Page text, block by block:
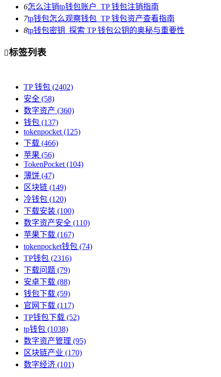
6怎么注销tp钱包账户_TP 钱包注销指南
7tp钱包怎么观察钱包_TP 钱包资产查看指南
8tp钱包密钥_探索 TP 钱包公钥的奥秘与重要性
标签列表
TP 钱包 (2402)
安全 (58)
数字资产 (360)
钱包 (137)
tokenpocket (125)
下载 (466)
苹果 (56)
TokenPocket (104)
薄饼 (47)
区块链 (149)
冷钱包 (120)
下载安装 (100)
数字资产安全 (110)
苹果下载 (167)
tokenpocket钱包 (74)
TP钱包 (2316)
下载问题 (79)
安卓下载 (88)
钱包下载 (59)
官网下载 (117)
TP钱包下载 (52)
tp钱包 (1038)
数字资产管理 (95)
区块链产业 (170)
数字经济 (101)